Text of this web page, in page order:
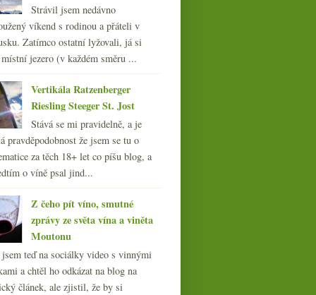
Burčák jede, čínský
Gevrey-Chambertin a
Noma bez Bordeaux
Strávil jsem nedávno
víkend s rodinou a přáteli v
Zatímco ostatní lyžovali, já si
jezero (v každém směru ...
Vertikála Ratzenberger
Riesling Steeger St. Jost
Stává se mi pravidelně, a je
pravděpodobnost že jsem se tu o
za těch 18+ let co píšu blog, a
o víně psal jind...
Z čeho pít víno, smutné
zprávy ze světa vína a viněta
Moutonu
teď na sociálky video s vinnými
a chtěl ho odkázat na blog na
článek, ale zjistil, že by si